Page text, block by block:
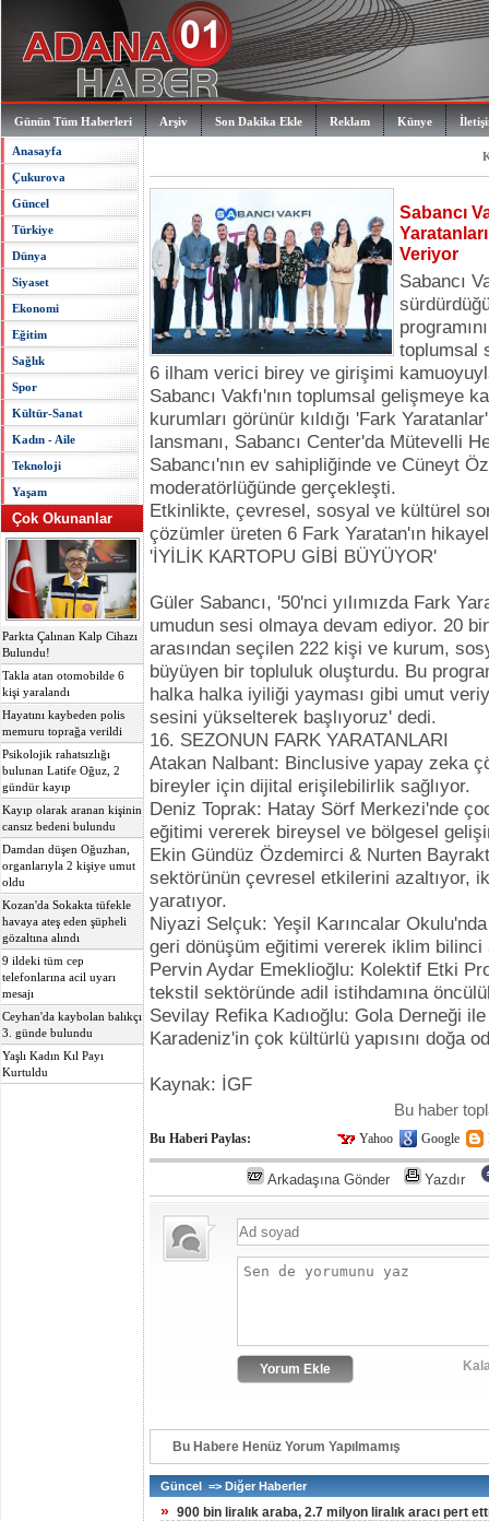
Günün Tüm Haberleri Arşiv Son Dakika Ekle Reklam Künye
Anasayfa
Çukurova
Güncel
Türkiye
Dünya
Siyaset
Ekonomi
Eğitim
Sağlık
Spor
Kültür-Sanat
Kadın - Aile
Teknoloji
Yaşam
Çok Okunanlar
Parkta Çalınan Kalp Cihazı
Bulundu!
Takla atan otomobilde 6
kişi yaralandı
Hayatını kaybeden polis
memuru toprağa verildi
Psikolojik rahatsızlığı
bulunan Latife Oğuz, 2
gündür kayıp
Kayıp olarak aranan kişinin
cansız bedeni bulundu
Damdan düşen Oğuzhan,
organlarıyla 2 kişiye umut
oldu
Kozan'da Sokakta tüfekle
havaya ateş eden şüpheli
gözaltına alındı
9 ildeki tüm cep
telefonlarına acil uyarı
mesajı
Ceyhan'da kaybolan balıkçı
3. günde bulundu
Yaşlı Kadın Kıl Payı
Kurtuldu
Sabancı
Veriyor
Sabancı
toplumsal
6 ilham verici birey ve girişimi
Sabancı Vakfı'nın toplumsal gelişmeye
kurumları görünür kıldığı 'Fark
lansmanı, Sabancı Center'da Mütevelli
Sabancı'nın ev sahipliğinde ve Cüneyt
moderatörlüğünde gerçekleşti.
Etkinlikte, çevresel, sosyal ve kültürel
çözümler üreten 6 Fark Yaratan'ın
'İYİLİK KARTOPU GİBİ BÜYÜYOR'
Güler Sabancı, '50'nci yılımızda Fark
umudun sesi olmaya devam ediyor. 20
arasından seçilen 222 kişi ve kurum,
büyüyen bir topluluk oluşturdu. Bu
halka halka iyiliği yayması gibi umut
sesini yükselterek başlıyoruz' dedi.
16. SEZONUN FARK YARATANLARI
Atakan Nalbant: Binclusive yapay zeka
bireyler için dijital erişilebilirlik sağlıyor.
Deniz Toprak: Hatay Sörf Merkezi'nde
eğitimi vererek bireysel ve bölgesel
Ekin Gündüz Özdemirci & Nurten
sektörünün çevresel etkilerini azaltıyor,
yaratıyor.
Niyazi Selçuk: Yeşil Karıncalar
geri dönüşüm eğitimi vererek iklim bilinci
Pervin Aydar Emeklioğlu: Kolektif Etki
tekstil sektöründe adil istihdamına
Sevilay Refika Kadıoğlu: Gola Derneği
Karadeniz'in çok kültürlü yapısını doğa
Kaynak: İGF
Bu haber
Bu Haberi Paylas: Yahoo Google
Arkadaşına Gönder Yazdır
Bu Habere Henüz Yorum Yapılmamış
Güncel => Diğer Haberler
» 900 bin liralık araba, 2.7 milyon liralık aracı pert